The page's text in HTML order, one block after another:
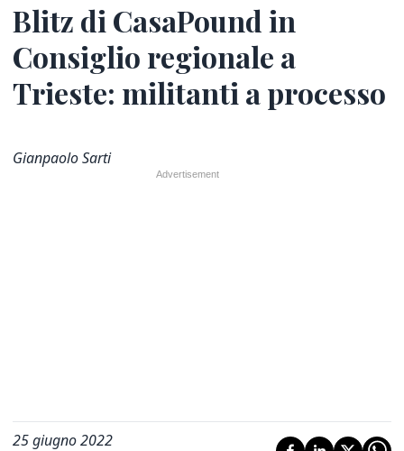
Blitz di CasaPound in
Consiglio regionale a
Trieste: militanti a processo
Gianpaolo Sarti
25 giugno 2022